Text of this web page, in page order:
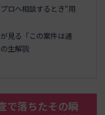
ロへ相談するとき“用
見る「この案件は通
生解説
で落ちたその瞬